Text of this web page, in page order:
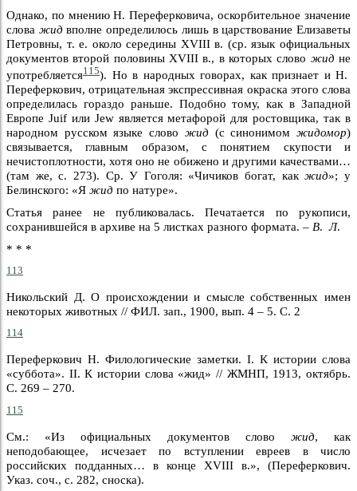
Однако, по мнению Н. Переферковича, оскорбительное значение
слова жид вполне определилось лишь в царствование Елизаветы
Петровны, т. е. около середины XVIII в. (ср. язык официальных
документов второй половины XVIII в., в которых слово жид не
употребляется115). Но в народных говорах, как признает и Н.
Переферкович, отрицательная экспрессивная окраска этого слова
определилась гораздо раньше. Подобно тому, как в Западной
Европе Juif или Jew является метафорой для ростовщика, так в
народном русском языке слово жид (с синонимомжидомор)
связывается, главным образом, с понятием скупости и
нечистоплотности, хотя оно не обижено и другими качествами…
(там же, с. 273). Ср. У Гоголя: «Чичиков богат, какжид»; у
Белинского: «Я жид по натуре».
Статья ранее не публиковалась. Печатается по рукописи,
сохранившейся в архиве на 5 листках разного формата. – В. Л.
* * *
113
Никольский Д. О происхождении и смысле собственных имен
некоторых животных // ФИЛ. зап., 1900, вып. 4 – 5. С. 2
114
Переферкович Н. Филологические заметки. I. К истории слова
«суббота». II. К истории слова «жид» // ЖМНП, 1913, октябрь.
С. 269 – 270.
115
См.: «Из официальных документов слово жид, как
неподобающее, исчезает по вступлении евреев в число
российских подданных… в конце XVIII в.», (Переферкович.
Указ. соч., с. 282, сноска).